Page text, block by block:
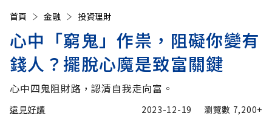
首頁 金融 投資理財
心中「窮鬼」作祟，阻礙你變有
錢人？擺脫心魔是致富關鍵
心中四鬼阻財路，認清自我走向富。
遠見好讀 2023-12-19 瀏覽數 7,200+